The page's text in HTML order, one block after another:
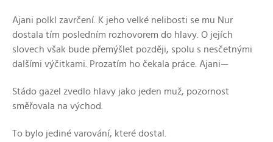
Ajani polkl zavrčení. K jeho velké nelibosti se mu Nur
dostala tím posledním rozhovorem do hlavy. O jejích
slovech však bude přemýšlet později, spolu s nesčetnými
dalšími výčitkami. Prozatím ho čekala práce. Ajani—
Stádo gazel zvedlo hlavy jako jeden muž, pozornost
směřovala na východ.
To bylo jediné varování, které dostal.